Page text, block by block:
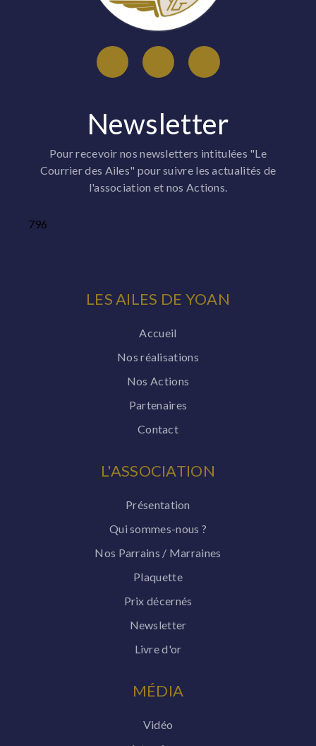
Newsletter
Pour recevoir nos newsletters intitulées "Le
Courrier des Ailes" pour suivre les actualités de
l'association et nos Actions.
796
LES AILES DE YOAN
Accueil
Nos réalisations
Nos Actions
Partenaires
Contact
L'ASSOCIATION
Présentation
Qui sommes-nous ?
Nos Parrains / Marraines
Plaquette
Prix décernés
Newsletter
Livre d'or
MÉDIA
Vidéo